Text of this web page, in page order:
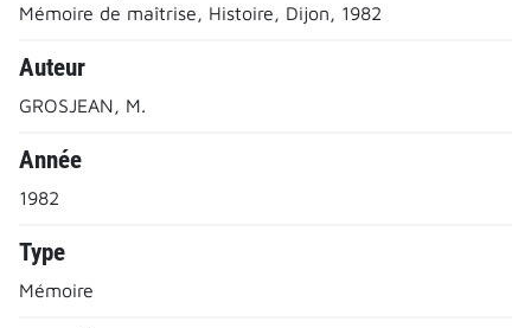
Mémoire de maîtrise, Histoire, Dijon, 1982
Auteur
GROSJEAN, M.
Année
1982
Type
Mémoire